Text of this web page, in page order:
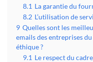
8.1 La garantie du
8.2 L’utilisation de
9 Quelles sont les
emails des entreprises
éthique ?
9.1 Le respect du